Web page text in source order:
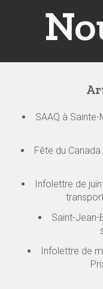
SAAQ à
Fête du
Infolettre de
Saint-Jean-
Infolettre de